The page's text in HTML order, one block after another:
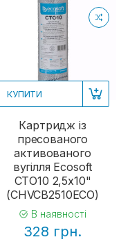
КУПИТИ
Картридж із
пресованого
активованого
вугілля Ecosoft
CTO10 2,5х10"
(CHVCB2510ECO)
В наявності
328 грн.